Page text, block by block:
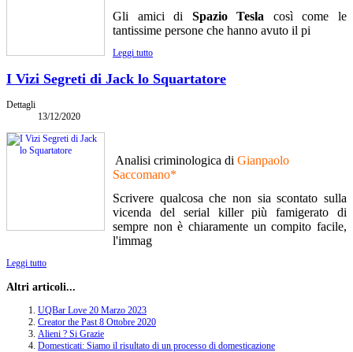
Gli amici di Spazio Tesla così come le
tantissime persone che hanno avuto il pi
Leggi tutto
I Vizi Segreti di Jack lo Squartatore
Dettagli
13/12/2020
Analisi criminologica di Gianpaolo
Saccomano*
Scrivere qualcosa che non sia scontato sulla
vicenda del serial killer più famigerato di
sempre non è chiaramente un compito facile,
l'immag
Leggi tutto
Altri articoli...
UQBar Love 20 Marzo 2023
Creator the Past 8 Ottobre 2020
Alieni ? Si Grazie
Domesticati: Siamo il risultato di un processo di domesticazione